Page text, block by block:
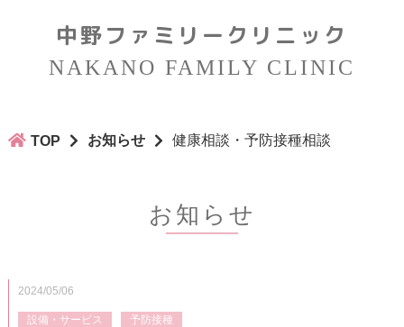
中野ファミリークリニック
NAKANO FAMILY CLINIC
TOP お知らせ 健康相談・予防接種相談
お知らせ
2024/05/06
設備・サービス 予防接種